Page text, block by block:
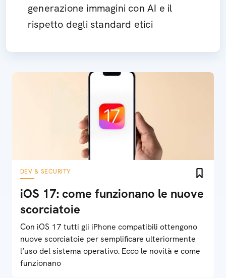
generazione immagini con AI e il
rispetto degli standard etici
DEV & SECURITY
iOS 17: come funzionano le nuove
scorciatoie
Con iOS 17 tutti gli iPhone compatibili ottengono
nuove scorciatoie per semplificare ulteriormente
l’uso del sistema operativo. Ecco le novità e come
funzionano